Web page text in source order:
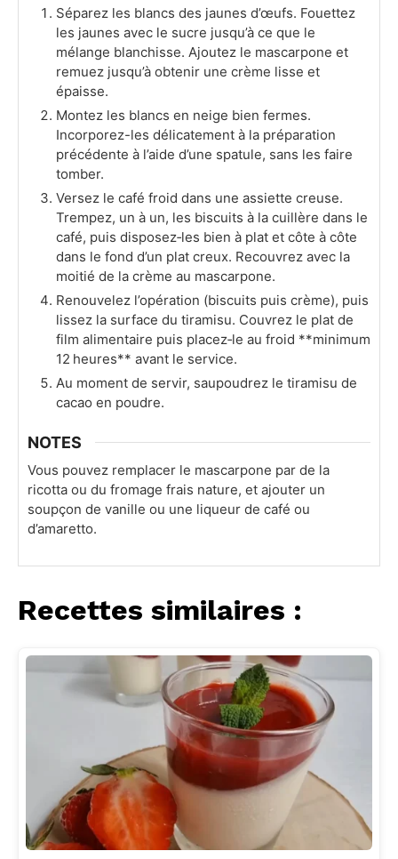
Séparez les blancs des jaunes d’œufs. Fouettez
les jaunes avec le sucre jusqu’à ce que le
mélange blanchisse. Ajoutez le mascarpone et
remuez jusqu’à obtenir une crème lisse et
épaisse.
Montez les blancs en neige bien fermes.
Incorporez-les délicatement à la préparation
précédente à l’aide d’une spatule, sans les faire
tomber.
Versez le café froid dans une assiette creuse.
Trempez, un à un, les biscuits à la cuillère dans le
café, puis disposez‑les bien à plat et côte à côte
dans le fond d’un plat creux. Recouvrez avec la
moitié de la crème au mascarpone.
Renouvelez l’opération (biscuits puis crème), puis
lissez la surface du tiramisu. Couvrez le plat de
film alimentaire puis placez‑le au froid **minimum
12 heures** avant le service.
Au moment de servir, saupoudrez le tiramisu de
cacao en poudre.
NOTES
Vous pouvez remplacer le mascarpone par de la
ricotta ou du fromage frais nature, et ajouter un
soupçon de vanille ou une liqueur de café ou
d’amaretto.
Recettes similaires :